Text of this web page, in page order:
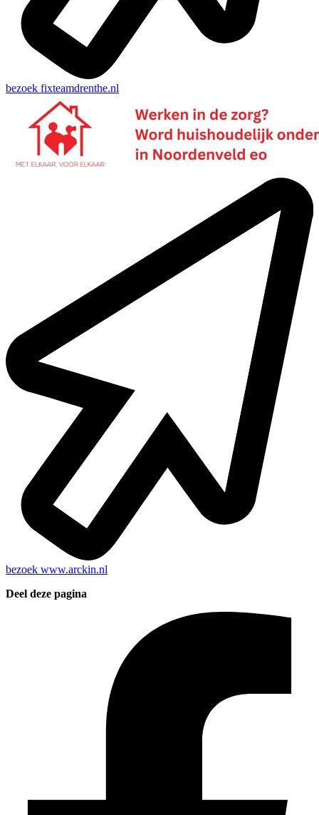
bezoek fixteamdrenthe.nl
bezoek www.arckin.nl
Deel deze pagina